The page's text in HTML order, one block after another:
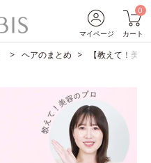
マイページ
0
カート
ヘアのまとめ 【教えて！美